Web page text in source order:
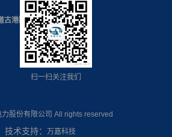
古港路168号
股份有限公司 All rights reserved
技术支持：万嘉科技
扫一扫关注我们